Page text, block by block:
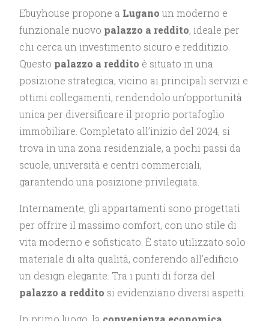
Ebuyhouse propone a Lugano un moderno e
funzionale nuovo palazzo a reddito, ideale per
chi cerca un investimento sicuro e redditizio.
Questo palazzo a reddito è situato in una
posizione strategica, vicino ai principali servizi e
ottimi collegamenti, rendendolo un’opportunità
unica per diversificare il proprio portafoglio
immobiliare. Completato all’inizio del 2024, si
trova in una zona residenziale, a pochi passi da
scuole, università e centri commerciali,
garantendo una posizione privilegiata.
Internamente, gli appartamenti sono progettati
per offrire il massimo comfort, con uno stile di
vita moderno e sofisticato. È stato utilizzato solo
materiale di alta qualità, conferendo all’edificio
un design elegante. Tra i punti di forza del
palazzo a reddito si evidenziano diversi aspetti.